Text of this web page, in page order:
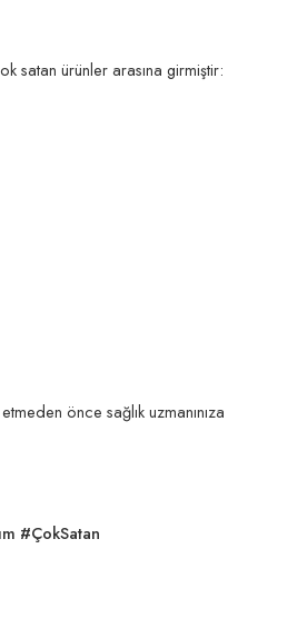
satan ürünler arasına girmiştir:
önce sağlık uzmanınıza
#ÇokSatan